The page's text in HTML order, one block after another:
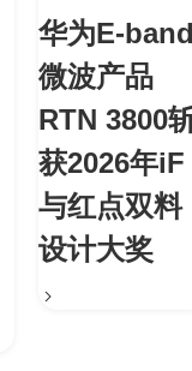
华为E-
微波产品
RTN 3800
获2026年iF
与红点双料
设计大奖